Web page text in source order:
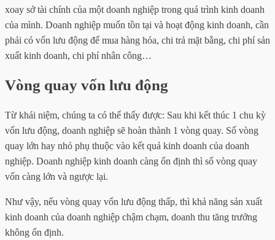
xoay sở tài chính của một doanh nghiệp trong quá trình kinh doanh
của mình. Doanh nghiệp muốn tồn tại và hoạt động kinh doanh, cần
phải có vốn lưu động để mua hàng hóa, chi trả mặt bằng, chi phí sản
xuất kinh doanh, chi phí nhân công…
Vòng quay vốn lưu động
Từ khái niệm, chúng ta có thể thấy được: Sau khi kết thúc 1 chu kỳ
vốn lưu động, doanh nghiệp sẽ hoàn thành 1 vòng quay. Số vòng
quay lớn hay nhỏ phụ thuộc vào kết quả kinh doanh của doanh
nghiệp. Doanh nghiệp kinh doanh càng ổn định thì số vòng quay
vốn càng lớn và ngược lại.
Như vậy, nếu vòng quay vốn lưu động thấp, thì khả năng sản xuất
kinh doanh của doanh nghiệp chậm chạm, doanh thu tăng trưởng
không ổn định.